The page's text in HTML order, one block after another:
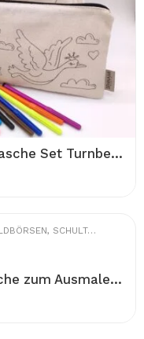
Kinder Ausmaltasche Set Turnbeutel Prinzessin und Etui Tasche eleganter Vogel 100% Baumwolle Waschbar Rucksack 33×40 cm Stifttasche 20×13 cm zum Ausmalen Bemalen
, SCHULTASCHEN
Kinder Etui Tasche zum Ausmalen 100% Baumwolle Gabardine Waschbar Stifttasche Modell Flugzeug Figur 20×13 cm Ausmaltasche zum Bemalen